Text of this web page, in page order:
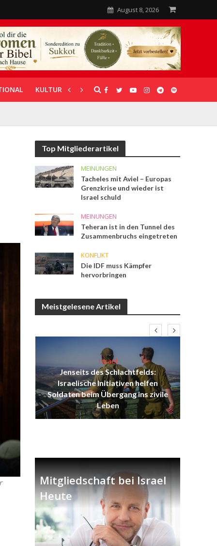
August 8, 2026
KULTUR UNTERSTÜTZUNG
Top Mitgliederartikel
MEINUNGEN
Tacheles mit Aviel – Europas
Grenzkrise und wieder ist
Israel schuld
MEINUNGEN
Teheran ist in den Tunnel des
Zusammenbruchs eingetreten
KONFLIKT
Die IDF muss Kämpfer
hervorbringen
Meistgelesene Artikel
Israel
Jenseits des Schlachtfelds:
Israelische Initiativen helfen
Soldaten beim Übergang ins zivile
Leben
Mitgliedschaft bei Israel
Heute